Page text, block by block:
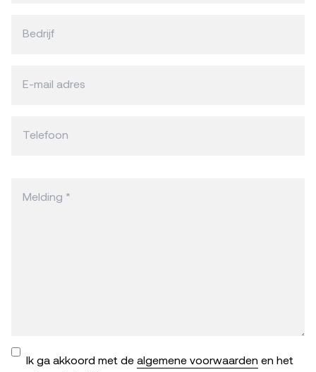
Ik ga akkoord met de algemene voorwaarden en het